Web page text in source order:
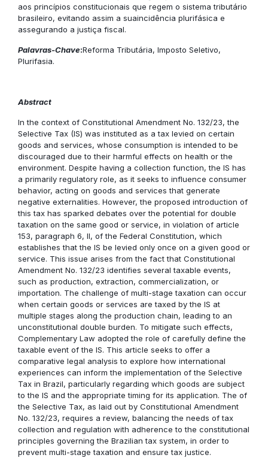
aos princípios constitucionais que regem o sistema tributário
brasileiro, evitando assim a suaincidência plurifásica e
assegurando a justiça fiscal.
Palavras-Chave:Reforma Tributária, Imposto Seletivo,
Plurifasia.
Abstract
In the context of Constitutional Amendment No. 132/23, the
Selective Tax (IS) was instituted as a tax levied on certain
goods and services, whose consumption is intended to be
discouraged due to their harmful effects on health or the
environment. Despite having a collection function, the IS has
a primarily regulatory role, as it seeks to influence consumer
behavior, acting on goods and services that generate
negative externalities. However, the proposed introduction of
this tax has sparked debates over the potential for double
taxation on the same good or service, in violation of article
153, paragraph 6, II, of the Federal Constitution, which
establishes that the IS be levied only once on a given good or
service. This issue arises from the fact that Constitutional
Amendment No. 132/23 identifies several taxable events,
such as production, extraction, commercialization, or
importation. The challenge of multi-stage taxation can occur
when certain goods or services are taxed by the IS at
multiple stages along the production chain, leading to an
unconstitutional double burden. To mitigate such effects,
Complementary Law adopted the role of carefully define the
taxable event of the IS. This article seeks to offer a
comparative legal analysis to explore how international
experiences can inform the implementation of the Selective
Tax in Brazil, particularly regarding which goods are subject
to the IS and the appropriate timing for its application. The of
the Selective Tax, as laid out by Constitutional Amendment
No. 132/23, requires a review, balancing the needs of tax
collection and regulation with adherence to the constitutional
principles governing the Brazilian tax system, in order to
prevent multi-stage taxation and ensure tax justice.